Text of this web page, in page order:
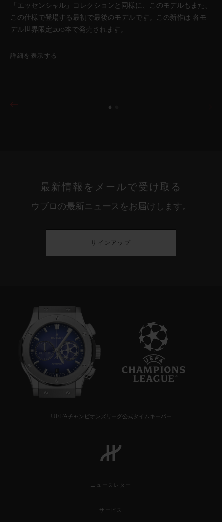
「エッセンシャル」コレクションと同様に、このモデルもまた、
この仕様で登場する最初で最後のモデルです。この新作は 各モ
デル世界限定200本で発売されます。
詳細を表示する
最新情報をメールで受け取る
ウブロの最新ニュースをお届けします。
サインアップ
UEFAチャンピオンズリーグ公式タイムキーパー
ニュースレター
サービス